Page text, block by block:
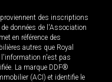
des inscriptions
données de l'Association
en référence des
autres que Royal
l'information n'est pas
La marque DDF®
(ACI) et identifie le